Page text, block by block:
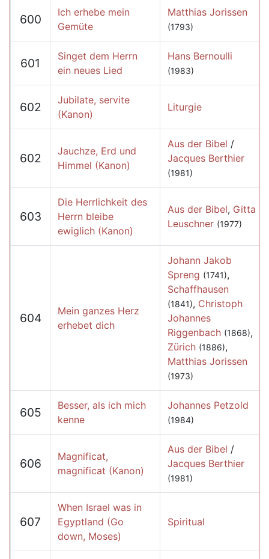
600
Ich erhebe mein
Gemüte
Matthias Jorissen
(1793)
601
Singet dem Herrn
ein neues Lied
Hans Bernoulli
(1983)
602
Jubilate, servite
(Kanon)
Liturgie
602
Jauchze, Erd und
Himmel (Kanon)
Aus der Bibel /
Jacques Berthier
(1981)
603
Die Herrlichkeit des
Herrn bleibe
ewiglich (Kanon)
Aus der Bibel, Gitta
Leuschner (1977)
604
Mein ganzes Herz
erhebet dich
Johann Jakob
Spreng (1741),
Schaffhausen
(1841), Christoph
Johannes
Riggenbach (1868),
Zürich (1886),
Matthias Jorissen
(1973)
605
Besser, als ich mich
kenne
Johannes Petzold
(1984)
606
Magnificat,
magnificat (Kanon)
Aus der Bibel /
Jacques Berthier
(1981)
607
When Israel was in
Egyptland (Go
down, Moses)
Spiritual